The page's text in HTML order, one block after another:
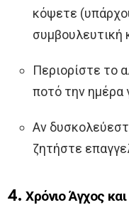
κόψετε
συμβουλευτική
Περιορίστε το
ποτό την ημέρα
Αν
ζητήστε
4. Χρόνιο Άγχος